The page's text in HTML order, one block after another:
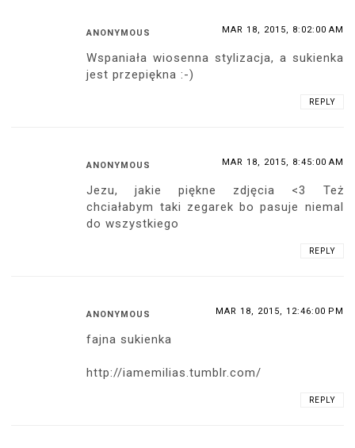
ANONYMOUS MAR 18, 2015, 8:02:00 AM
Wspaniała wiosenna stylizacja, a sukienka
jest przepiękna :-)
REPLY
ANONYMOUS MAR 18, 2015, 8:45:00 AM
Jezu, jakie piękne zdjęcia <3 Też
chciałabym taki zegarek bo pasuje niemal
do wszystkiego
REPLY
ANONYMOUS MAR 18, 2015, 12:46:00 PM
fajna sukienka
http://iamemilias.tumblr.com/
REPLY